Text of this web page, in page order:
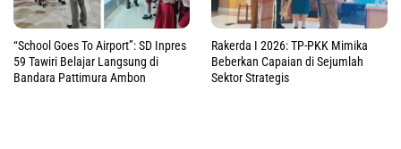
“School Goes To Airport”: SD Inpres
59 Tawiri Belajar Langsung di
Bandara Pattimura Ambon
Rakerda I 2026: TP-PKK Mimika
Beberkan Capaian di Sejumlah
Sektor Strategis